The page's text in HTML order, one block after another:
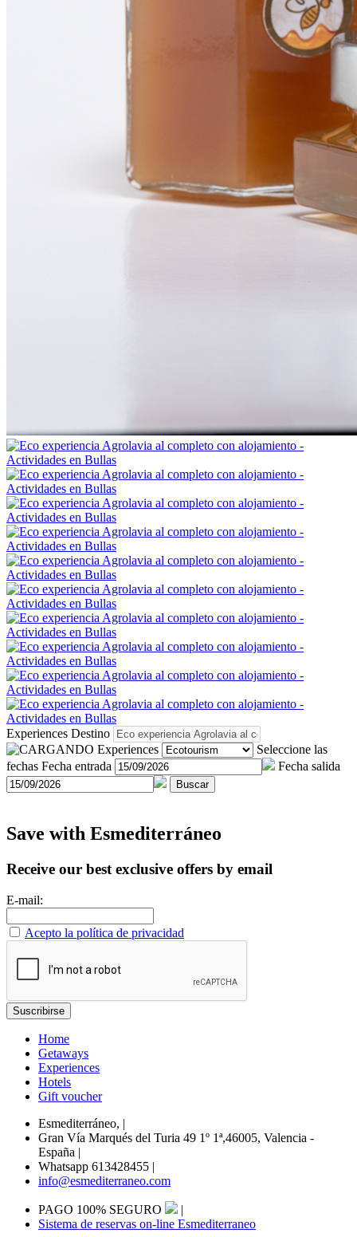
Experiences Destino
Experiences
Seleccione las
fechas Fecha entrada Fecha salida
Buscar
Save with Esmediterráneo
Receive our best exclusive offers by email
E-mail:
Acepto la política de privacidad
Home
Getaways
Experiences
Hotels
Gift voucher
Esmediterráneo, |
Gran Vía Marqués del Turia 49 1º 1ª,46005, Valencia -
España |
Whatsapp 613428455 |
info@esmediterraneo.com
PAGO 100% SEGURO
|
Sistema de reservas on-line Esmediterraneo